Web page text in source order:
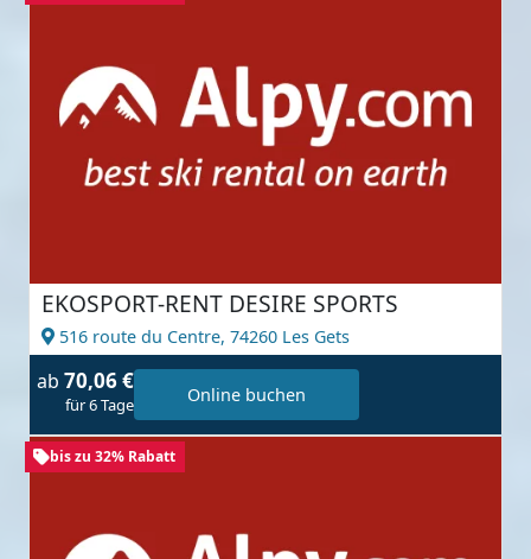
EKOSPORT-RENT DESIRE SPORTS
516 route du Centre, 74260 Les Gets
ab 70,06 €
für 6 Tage Online buchen
bis zu 32% Rabatt